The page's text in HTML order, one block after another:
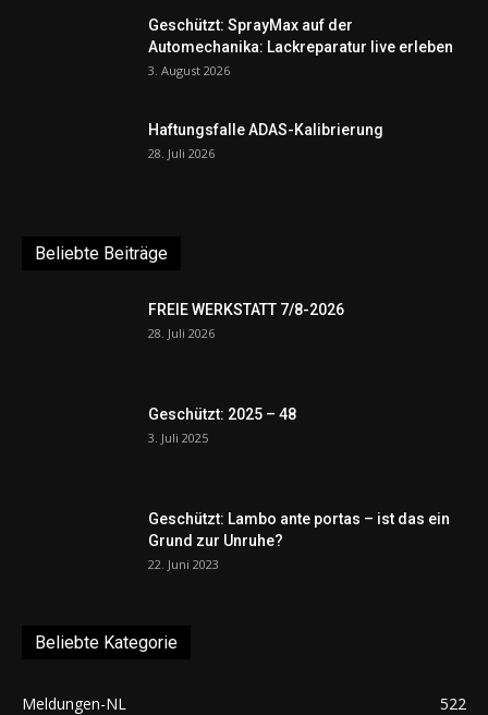
Geschützt: SprayMax auf der
Automechanika: Lackreparatur live erleben
3. August 2026
Haftungsfalle ADAS-Kalibrierung
28. Juli 2026
Beliebte Beiträge
FREIE WERKSTATT 7/8-2026
28. Juli 2026
Geschützt: 2025 – 48
3. Juli 2025
Geschützt: Lambo ante portas – ist das ein
Grund zur Unruhe?
22. Juni 2023
Beliebte Kategorie
Meldungen-NL
522